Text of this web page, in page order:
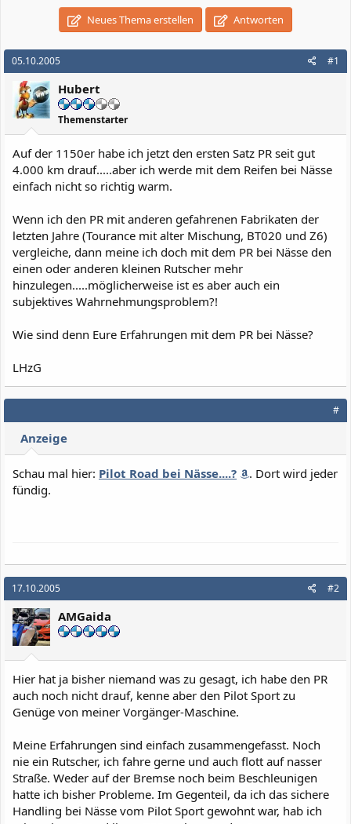
Neues Thema erstellen Antworten
05.10.2005 #1
Hubert
Themenstarter
Auf der 1150er habe ich jetzt den ersten Satz PR seit gut
4.000 km drauf.....aber ich werde mit dem Reifen bei Nässe
einfach nicht so richtig warm.
Wenn ich den PR mit anderen gefahrenen Fabrikaten der
letzten Jahre (Tourance mit alter Mischung, BT020 und Z6)
vergleiche, dann meine ich doch mit dem PR bei Nässe den
einen oder anderen kleinen Rutscher mehr
hinzulegen.....möglicherweise ist es aber auch ein
subjektives Wahrnehmungsproblem?!
Wie sind denn Eure Erfahrungen mit dem PR bei Nässe?
LHzG
#
Anzeige
Schau mal hier: Pilot Road bei Nässe....?
. Dort wird jeder
fündig.
17.10.2005 #2
AMGaida
Hier hat ja bisher niemand was zu gesagt, ich habe den PR
auch noch nicht drauf, kenne aber den Pilot Sport zu
Genüge von meiner Vorgänger-Maschine.
Meine Erfahrungen sind einfach zusammengefasst. Noch
nie ein Rutscher, ich fahre gerne und auch flott auf nasser
Straße. Weder auf der Bremse noch beim Beschleunigen
hatte ich bisher Probleme. Im Gegenteil, da ich das sichere
Handling bei Nässe vom Pilot Sport gewohnt war, hab ich